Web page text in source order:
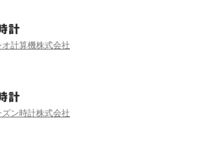
計
オ計算機株式会社
計
ズン時計株式会社